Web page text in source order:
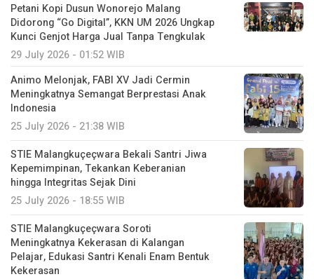
Petani Kopi Dusun Wonorejo Malang
Didorong “Go Digital”, KKN UM 2026 Ungkap
Kunci Genjot Harga Jual Tanpa Tengkulak
29 July 2026 - 01:52 WIB
Animo Melonjak, FABI XV Jadi Cermin
Meningkatnya Semangat Berprestasi Anak
Indonesia
25 July 2026 - 21:38 WIB
STIE Malangkuçeçwara Bekali Santri Jiwa
Kepemimpinan, Tekankan Keberanian
hingga Integritas Sejak Dini
25 July 2026 - 18:55 WIB
STIE Malangkuçeçwara Soroti
Meningkatnya Kekerasan di Kalangan
Pelajar, Edukasi Santri Kenali Enam Bentuk
Kekerasan